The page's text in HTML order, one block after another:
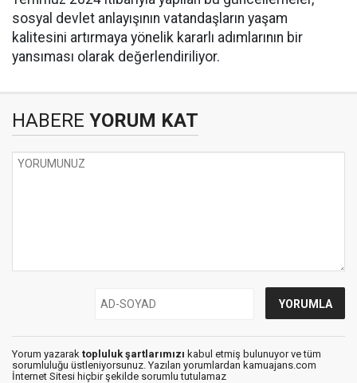
sosyal devlet anlayışının vatandaşların yaşam
kalitesini artırmaya yönelik kararlı adımlarının bir
yansıması olarak değerlendiriliyor.
HABERE YORUM KAT
Yorum yazarak topluluk şartlarımızı kabul etmiş bulunuyor ve tüm
sorumluluğu üstleniyorsunuz. Yazılan yorumlardan kamuajans.com
İnternet Sitesi hiçbir şekilde sorumlu tutulamaz